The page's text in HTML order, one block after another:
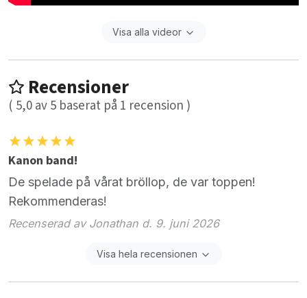
Visa alla videor
Recensioner
( 5,0av5 baserat på 1 recension )
Kanon band!
De spelade på vårat bröllop, de var toppen!
Rekommenderas!
Recenserad av Jonathan d. 9. juni 2026
Visa hela recensionen